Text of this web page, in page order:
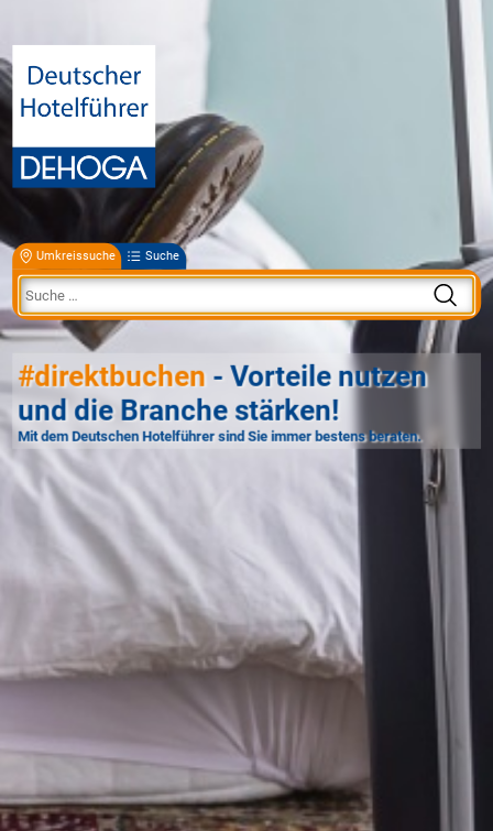
Umkreissuche Suche
#direktbuchen - Vorteile nutzen
und die Branche stärken!
Mit dem Deutschen Hotelführer sind Sie immer bestens beraten.